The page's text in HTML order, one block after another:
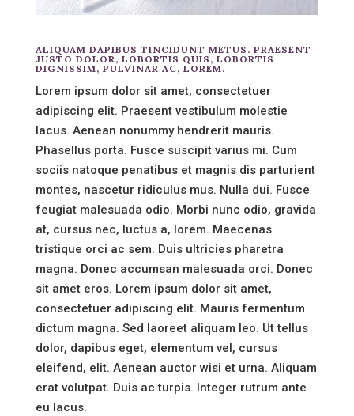
ALIQUAM DAPIBUS TINCIDUNT METUS. PRAESENT
JUSTO DOLOR, LOBORTIS QUIS, LOBORTIS
DIGNISSIM, PULVINAR AC, LOREM.
Lorem ipsum dolor sit amet, consectetuer
adipiscing elit. Praesent vestibulum molestie
lacus. Aenean nonummy hendrerit mauris.
Phasellus porta. Fusce suscipit varius mi. Cum
sociis natoque penatibus et magnis dis parturient
montes, nascetur ridiculus mus. Nulla dui. Fusce
feugiat malesuada odio. Morbi nunc odio, gravida
at, cursus nec, luctus a, lorem. Maecenas
tristique orci ac sem. Duis ultricies pharetra
magna. Donec accumsan malesuada orci. Donec
sit amet eros. Lorem ipsum dolor sit amet,
consectetuer adipiscing elit. Mauris fermentum
dictum magna. Sed laoreet aliquam leo. Ut tellus
dolor, dapibus eget, elementum vel, cursus
eleifend, elit. Aenean auctor wisi et urna. Aliquam
erat volutpat. Duis ac turpis. Integer rutrum ante
eu lacus.